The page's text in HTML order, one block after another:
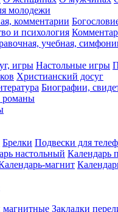
молодежи
комментарии
и психология
учебная,
игры Настольные игры
Христианский досуг
Биографии,
романы
Брелки Подвески для
настольный Календарь
магнит
магнитные Закладки